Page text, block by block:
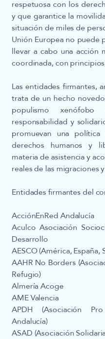
respetuosa con los
y que garantice la
situación de miles de
Unión Europea no puede
llevar a cabo una acción
coordinada, con
Las entidades firmantes,
trata de un hecho
populismo
responsabilidad y
promuevan una
derechos humanos y
materia de asistencia y
reales de las migraciones
Entidades firmantes del
AcciónEnRed Andalucía
Aculco Asociación
Desarrollo
AESCO (América,
AAHR No Borders
Refugio)
Almería Acoge
AME Valencia
APDH (Asociación
Andalucía)
ASAD (Asociación